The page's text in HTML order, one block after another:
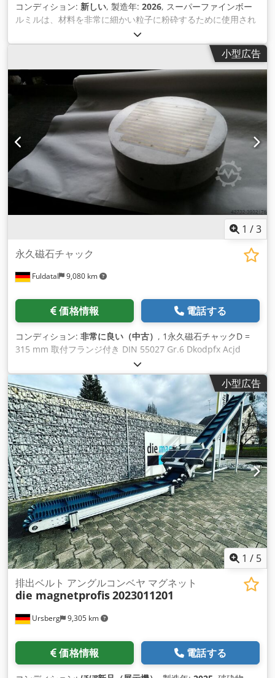
コンディション: 新しい, 製造年: 2026, スーパーファインボー
ルミルは、材料を非常に細かい粒子に粉砕するために使用され
る粉砕機の一種です。このタイプのボールミルは、コンタ ミネ
ーションが少なく、摩耗が少ないため、特に硬い材料の処理に
適しています。医薬品、鉱物、顔料、化学薬品など様々な産業
で、微粉末やナ ノ粒子を製造するために一般的に使用されてい
ます。 マイクロパウダー用超微粉ボールミルの主な特徴と注意
点をご紹介します： 1.高い粉砕効率：超微粉ボールミルは、比
較的小さなサイズの粉砕メディアを使用することで、粉砕表面
積を大きくし、高い粉砕効率を達成 するように設計されていま
す。 2.精密制御：回転数、温度、粉砕時間などのパラメータを
調整する高度な制御システムが装備されていることが多く、粒
度分布を精密に制御 できます。 3.特殊設計：粉砕機は通常、摩
耗や腐食に強い材質を使用するなど、コンタミネーションを最
小限に抑えるよう設計されています。また、粉 砕プロセス中の
過熱を防ぐための冷却システムを備えた粉砕機もある。 4.多様
な材料：超微粉砕ボールミルは、脆いものから繊維質のものま
で、幅広い材料を扱うことができます。セラミック、鉱物、顔
料など、 微粉砕を必要とする硬い材料の粉砕によく使用されま
す。 5.マイクロ、ナノレベルへのサイズダウンスーパーファイ
ンボールミルの第一の目的は、粒子径をミクロ、あるいはナノ
レベルまで小さくす ることである。これは、粉砕機内で起こる
粉ボールミルの中には、粒度分布をより正確に制御するために
分級機システムを組み込んだものもある。これにより 、粉砕プ
ロセス中に粗い粒子と細かい粒子を分離することができます。
7.バッチまたは連続運転：設計により、バッチ式または連続式
で運転でき、生産要件に柔軟に対応できます。 Dkedpsq Nf
Uwofx Actsr 8.安全対策：運転中の過負荷、過熱、その他の潜
在的な問題を防止するための監視・制御システムなどの安全機
能が含まれる場合がある。 マイクロパウダー製造用の超微粉ボ
ールミルを選択する際には、アプリケーションの具体的な要
件、扱う材料の特性、最終的に望まれる粒度分 布を考慮するこ
とが重要です。装置の最適な性能と寿命を確保するために、操
作、メンテナンス、安全性については常にメーカーのガイドラ
イン に従ってください。
小型広告
1 /3
Fuldatal 9,080 km
永久磁石チャック
価格情報 電話する
コンディション: 非常に良い（中古） , 1永久磁石チャックD =
315 mm 取付フランジ付き DIN 55027 Gr.6 Dkodpfx Acjd
小型広告
1 / 5
Ursberg 9,305 km
排出ベルト アングルコンベヤ マグネット
die magnetprofis2023011201
価格情報 電話する